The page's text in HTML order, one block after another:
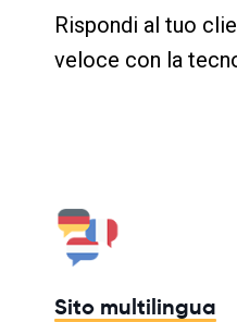
Rispondi al tuo
veloce con la
Sito multilingua